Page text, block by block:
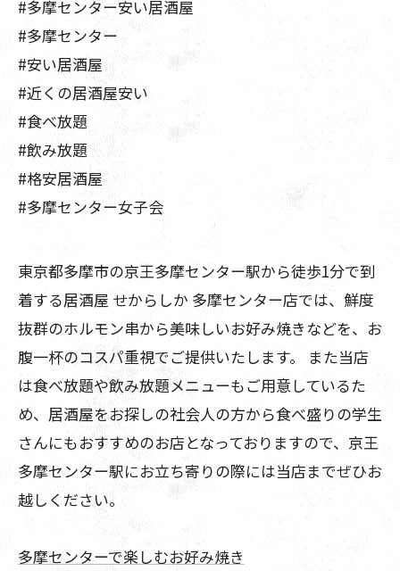
#多摩センター安い居酒屋
#多摩センター
#安い居酒屋
#近くの居酒屋安い
#食べ放題
#飲み放題
#格安居酒屋
#多摩センター女子会
東京都多摩市の京王多摩センター駅から徒歩1分で到
着する居酒屋 せからしか 多摩センター店では、鮮度
抜群のホルモン串から美味しいお好み焼きなどを、お
腹一杯のコスパ重視でご提供いたします。 また当店
は食べ放題や飲み放題メニューもご用意しているた
め、居酒屋をお探しの社会人の方から食べ盛りの学生
さんにもおすすめのお店となっておりますので、京王
多摩センター駅にお立ち寄りの際には当店までぜひお
越しください。
多摩センターで楽しむお好み焼き